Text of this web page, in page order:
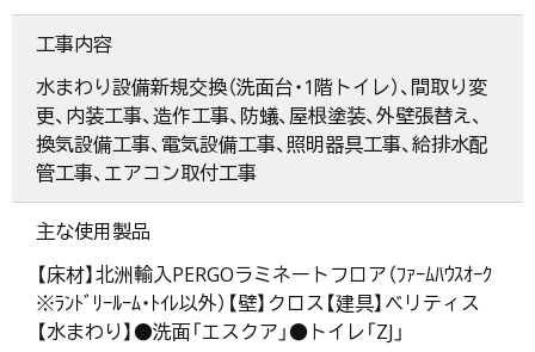
工事内容
水まわり設備新規交換（洗面台・1階トイレ）、間取り変
更、内装工事、造作工事、防蟻、屋根塗装、外壁張替え、
換気設備工事、電気設備工事、照明器具工事、給排水配
管工事、エアコン取付工事
主な使用製品
【床材】北洲輸入PERGOラミネートフロア（ﾌｧｰﾑﾊｳｽｵｰｸ
※ﾗﾝﾄﾞﾘｰﾙｰﾑ・ﾄｲﾚ以外）【壁】クロス【建具】ベリティス
【水まわり】●洗面「エスクア」●トイレ「ZJ」